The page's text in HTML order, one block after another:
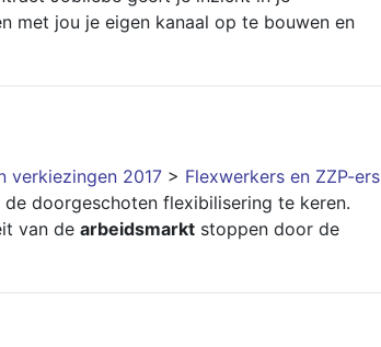
met jou je eigen kanaal op te bouwen en
verkiezingen 2017 > Flexwerkers en ZZP-ers
doorgeschoten flexibilisering te keren.
van de arbeidsmarkt stoppen door de